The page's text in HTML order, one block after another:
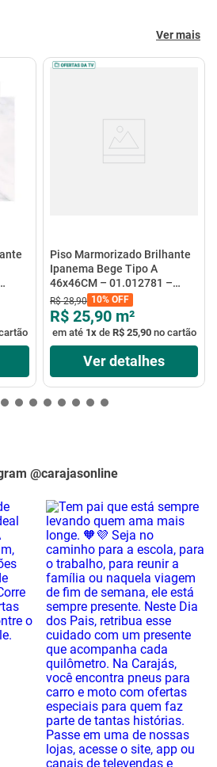
Ver mais
Piso Marmorizado Brilhante
Ipanema Bege Tipo A
46x46CM – 01.012781 –
Cerbras
R$ 28,90 10% OFF
R$ 25,90 m²
em até 1xde R$ 25,90no cartão
Ver detalhes
@carajasonline